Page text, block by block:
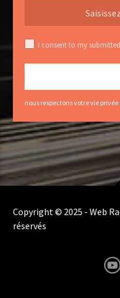
I consent to my
nous respectons votre vie
Copyright © 2025 - Web
réservés